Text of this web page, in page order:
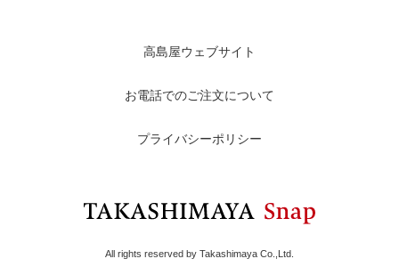
高島屋ウェブサイト
お電話でのご注文について
プライバシーポリシー
All rights reserved by Takashimaya Co.,Ltd.